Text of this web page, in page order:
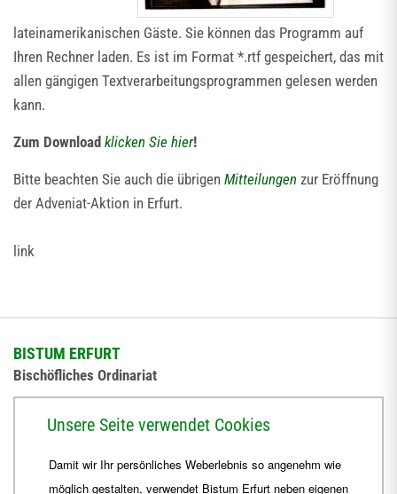
lateinamerikanischen Gäste. Sie können das Programm auf
Ihren Rechner laden. Es ist im Format *.rtf gespeichert, das mit
allen gängigen Textverarbeitungsprogrammen gelesen werden
kann.
Zum Download klicken Sie hier!
Bitte beachten Sie auch die übrigen Mitteilungen zur Eröffnung
der Adveniat-Aktion in Erfurt.
link
BISTUM ERFURT
Bischöfliches Ordinariat
+49 361 6572-444
Unsere Seite verwendet Cookies
Damit wir Ihr persönliches Weberlebnis so angenehm wie
möglich gestalten, verwendet Bistum Erfurt neben eigenen